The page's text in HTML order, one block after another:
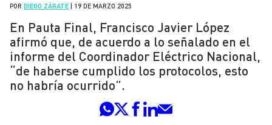
POR DIEGO ZÁRATE 19 DE MARZO 2025
En Pauta Final, Francisco Javier López
afirmó que, de acuerdo a lo señalado en el
informe del Coordinador Eléctrico Nacional,
“de haberse cumplido los protocolos, esto
no habría ocurrido”.